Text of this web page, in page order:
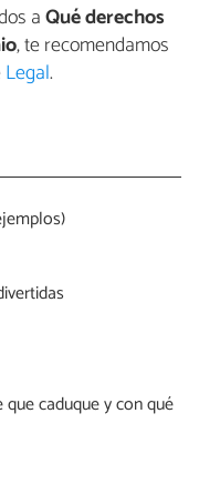
aQué derechos
, te recomendamos
Legal.
caduque y con qué